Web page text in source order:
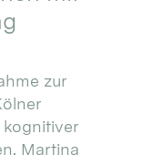
zur
Martina